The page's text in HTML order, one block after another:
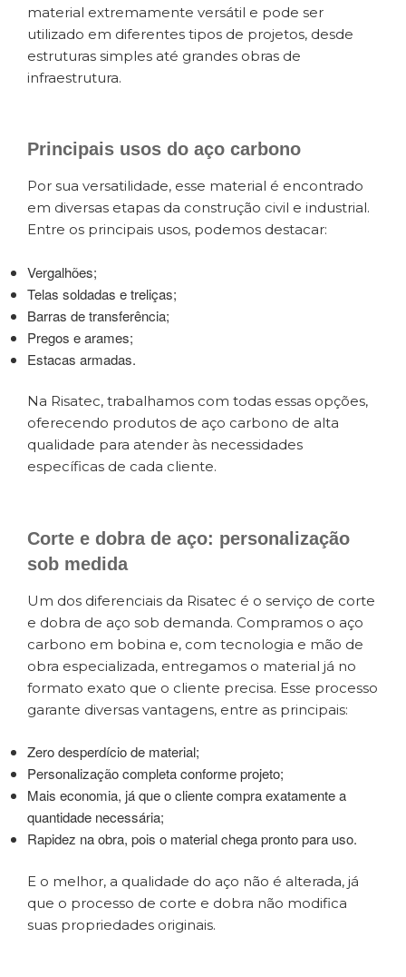
material extremamente versátil e pode ser
utilizado em diferentes tipos de projetos, desde
estruturas simples até grandes obras de
infraestrutura.
Principais usos do aço carbono
Por sua versatilidade, esse material é encontrado
em diversas etapas da construção civil e industrial.
Entre os principais usos, podemos destacar:
Vergalhões;
Telas soldadas e treliças;
Barras de transferência;
Pregos e arames;
Estacas armadas.
Na Risatec, trabalhamos com todas essas opções,
oferecendo produtos de aço carbono de alta
qualidade para atender às necessidades
específicas de cada cliente.
Corte e dobra de aço: personalização
sob medida
Um dos diferenciais da Risatec é o serviço de corte
e dobra de aço sob demanda. Compramos o aço
carbono em bobina e, com tecnologia e mão de
obra especializada, entregamos o material já no
formato exato que o cliente precisa. Esse processo
garante diversas vantagens, entre as principais:
Zero desperdício de material;
Personalização completa conforme projeto;
Mais economia, já que o cliente compra exatamente a
quantidade necessária;
Rapidez na obra, pois o material chega pronto para uso.
E o melhor, a qualidade do aço não é alterada, já
que o processo de corte e dobra não modifica
suas propriedades originais.